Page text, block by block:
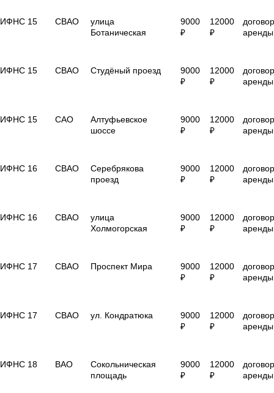
ИФНС 15 СВАО
улица
Ботаническая
9000
₽
12000
₽
договор
аренды
ИФНС 15 СВАО Студёный проезд
9000
₽
12000
₽
договор
аренды
ИФНС 15 САО
Алтуфьевское
шоссе
9000
₽
12000
₽
договор
аренды
ИФНС 16 СВАО
Серебрякова
проезд
9000
₽
12000
₽
договор
аренды
ИФНС 16 СВАО
улица
Холмогорская
9000
₽
12000
₽
договор
аренды
ИФНС 17 СВАО Проспект Мира
9000
₽
12000
₽
договор
аренды
ИФНС 17 СВАО ул. Кондратюка
9000
₽
12000
₽
договор
аренды
ИФНС 18 ВАО
Сокольническая
площадь
9000
₽
12000
₽
договор
аренды